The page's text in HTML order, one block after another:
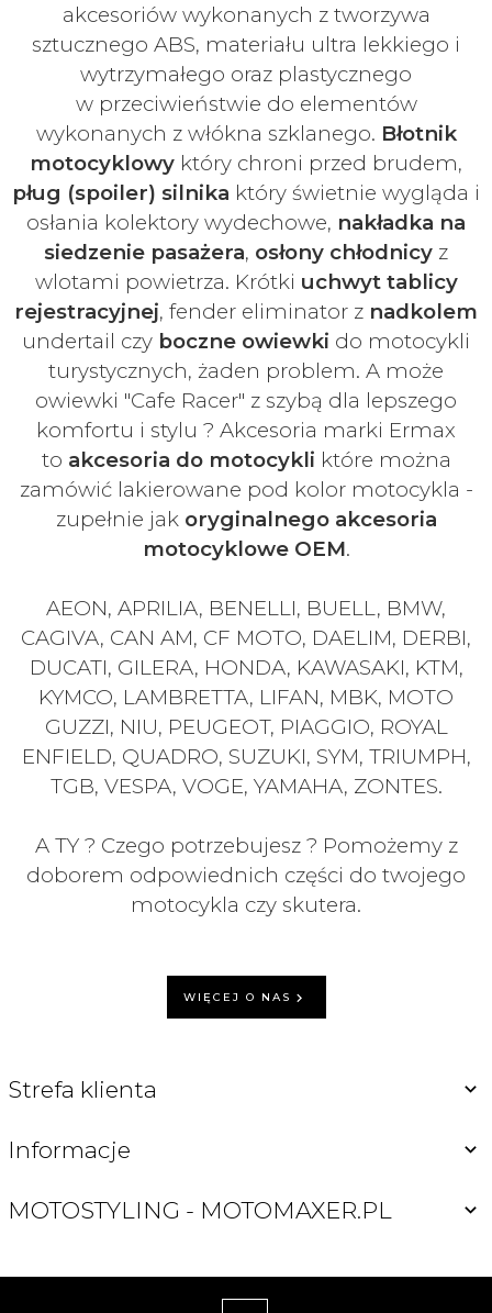
akcesoriów wykonanych z tworzywa
sztucznego ABS, materiału ultra lekkiego i
wytrzymałego oraz plastycznego
w przeciwieństwie do elementów
wykonanych z włókna szklanego. Błotnik
motocyklowy który chroni przed brudem,
pług (spoiler) silnika który świetnie wygląda i
osłania kolektory wydechowe, nakładka na
siedzenie pasażera, osłony chłodnicy z
wlotami powietrza. Krótki uchwyt tablicy
rejestracyjnej, fender eliminator z nadkolem
undertail czy boczne owiewki do motocykli
turystycznych, żaden problem. A może
owiewki "Cafe Racer" z szybą dla lepszego
komfortu i stylu ? Akcesoria marki Ermax
to akcesoria do motocykli które można
zamówić lakierowane pod kolor motocykla -
zupełnie jak oryginalnego akcesoria
motocyklowe OEM.
AEON, APRILIA, BENELLI, BUELL, BMW,
CAGIVA, CAN AM, CF MOTO, DAELIM, DERBI,
DUCATI, GILERA, HONDA, KAWASAKI, KTM,
KYMCO, LAMBRETTA, LIFAN, MBK, MOTO
GUZZI, NIU, PEUGEOT, PIAGGIO, ROYAL
ENFIELD, QUADRO, SUZUKI, SYM, TRIUMPH,
TGB, VESPA, VOGE, YAMAHA, ZONTES.
A TY ? Czego potrzebujesz ? Pomożemy z
doborem odpowiednich części do twojego
motocykla czy skutera.
WIĘCEJ O NAS
Strefa klienta
Informacje
MOTOSTYLING - MOTOMAXER.PL